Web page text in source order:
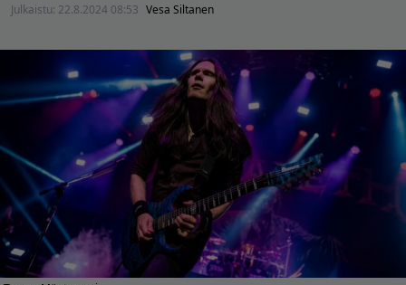
Julkaistu: 22.8.2024 08:53 Vesa Siltanen